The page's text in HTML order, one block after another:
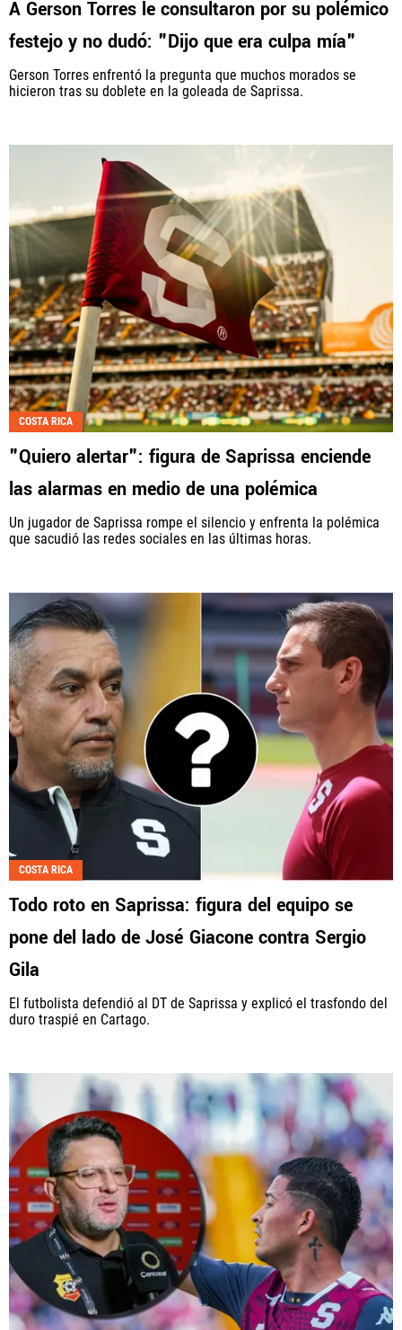
PANAMÁ
NICARAGUA
FÚTBOL INTERNACIONAL
QUIENES SOMOS | STAFF CONTACTO
Términos y Condiciones
Políticas de Privacidad
Política Editorial
Ad Choices
Fútbol Centroamérica, al igual que Futbol Sites, es
una compañía perteneciente a Better Collective.
Todos los derechos reservados.
A Gerson Torres le consultaron por su polémico
festejo y no dudó: "Dijo que era culpa mía"
Gerson Torres enfrentó la pregunta que muchos morados se
hicieron tras su doblete en la goleada de Saprissa.
COSTA RICA
"Quiero alertar": figura de Saprissa enciende
las alarmas en medio de una polémica
Un jugador de Saprissa rompe el silencio y enfrenta la polémica
que sacudió las redes sociales en las últimas horas.
COSTA RICA
Todo roto en Saprissa: figura del equipo se
pone del lado de José Giacone contra Sergio
Gila
El futbolista defendió al DT de Saprissa y explicó el trasfondo del
duro traspié en Cartago.